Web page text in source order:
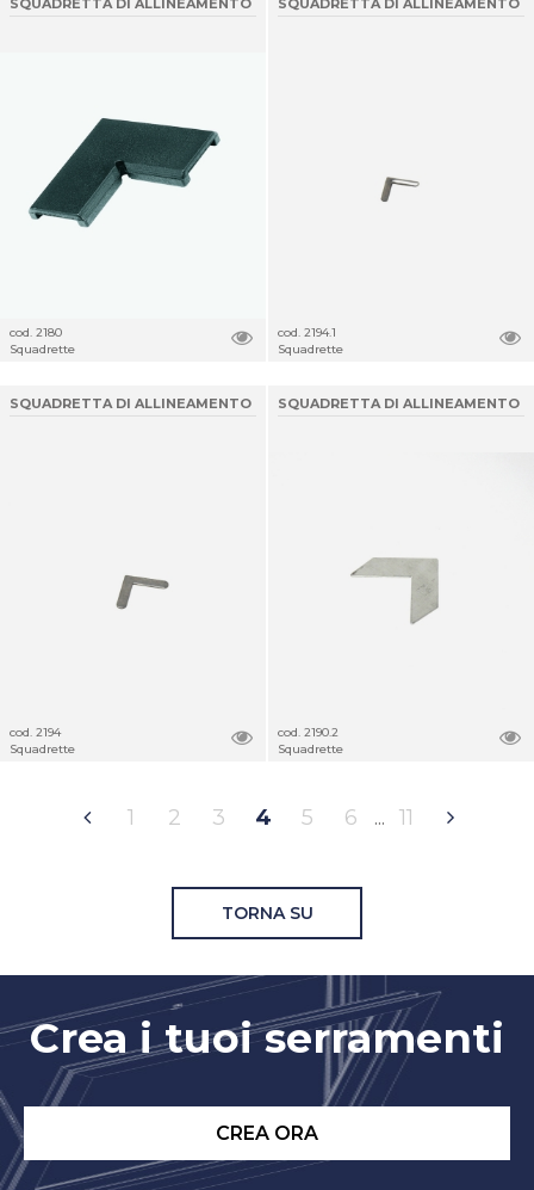
SQUADRETTA DI ALLINEAMENTO
cod. 2180
Squadrette
SQUADRETTA DI ALLINEAMENTO
cod. 2194.1
Squadrette
SQUADRETTA DI ALLINEAMENTO
cod. 2194
Squadrette
SQUADRETTA DI ALLINEAMENTO
cod. 2190.2
Squadrette
1 2 3 4 5 6 11
TORNA SU
Crea i tuoi serramenti
CREA ORA